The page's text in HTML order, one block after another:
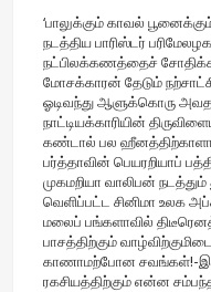
‘பாலுக்கும் காவல்
நடத்திய பாரிஸ்டர்
நட்பிலக்கணத்தைச் சோதிக்க
மோசக்காரன் தேடும்
ஓடிவந்து ஆளுக்கொரு
நாட்டியக்காரியின்
கண்டால் பல
பர்த்தாவின் பெயரறியாப்
முகமறியா வாலிபன் நடத்தும்
வெளிப்பட்ட சினிமா உலக
மலைப் பங்களாவில்
பாசத்திற்கும்
காணாமற்போன சவங்கள்!-
ரகசியத்திற்கும் என்ன